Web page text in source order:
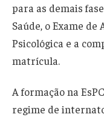
para as demais
Saúde, o Exame de
Psicológica e a
matrícula.
A formação na
regime de